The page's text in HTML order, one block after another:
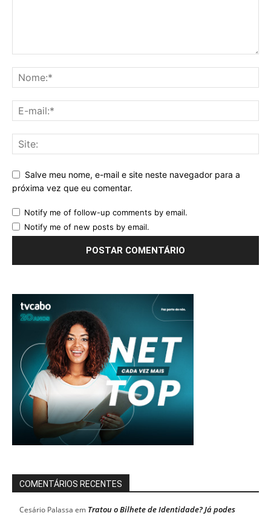
Salve meu nome, e-mail e site neste navegador para a
próxima vez que eu comentar.
Notify me of follow-up comments by email.
Notify me of new posts by email.
COMENTÁRIOS RECENTES
Cesário Palassa em Tratou o Bilhete de Identidade? Já podes